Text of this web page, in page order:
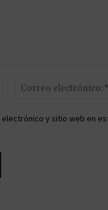
Nombre:*
y sitio web en